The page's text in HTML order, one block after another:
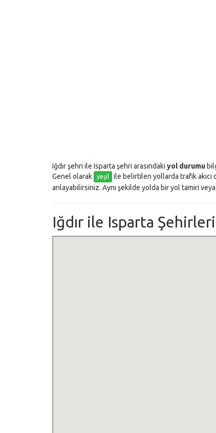
Iğdır şehri ile Isparta şehri arasındaki yol durumu
Genel olarak
yeşil ile belirtilen yollarda trafik
anlayabilirsiniz. Aynı şekilde yolda bir yol tamiri
Iğdır ile Isparta Şehirleri